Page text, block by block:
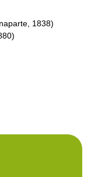
1838)